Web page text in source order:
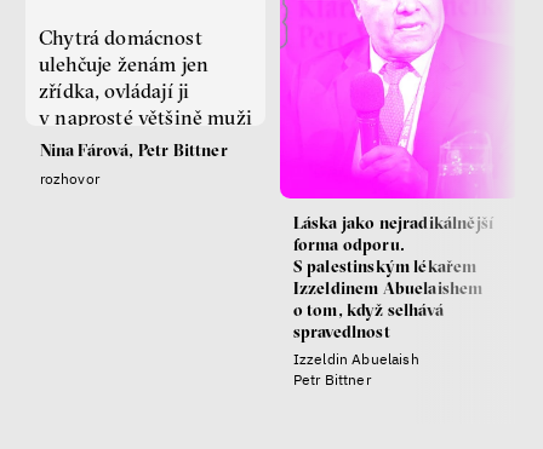
Chytrá domácnost
ulehčuje ženám jen
zřídka, ovládají ji
v naprosté většině muži
Nina Fárová, Petr Bittner
rozhovor
Láska jako nejradikálnější
forma odporu.
S palestinským lékařem
Izzeldinem Abuelaishem
o tom, když selhává
spravedlnost
Izzeldin Abuelaish
Petr Bittner